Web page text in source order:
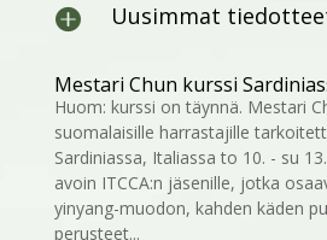
 Uusimmat
Mestari Chun kurssi
Huom: kurssi on täynnä. Mestari
suomalaisille harrastajille
Sardiniassa, Italiassa to 10. - su
avoin ITCCA:n jäsenille, jotka
yinyang-muodon, kahden käden
perusteet...